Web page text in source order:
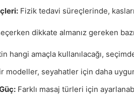
Fizik tedavi süreçlerinde,
dikkate almanız gereken
hangi amaçla kullanılacağı,
modeller, seyahatler için daha
Farklı masaj türleri için